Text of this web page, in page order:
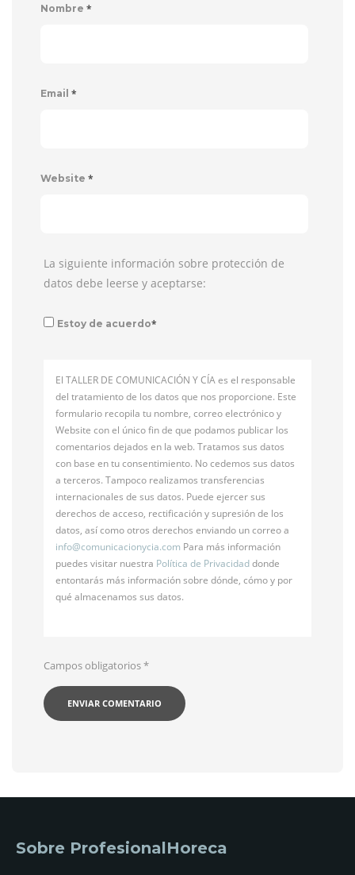
Nombre *
Email *
Website *
La siguiente información sobre protección de
datos debe leerse y aceptarse:
Estoy de acuerdo*
El TALLER DE COMUNICACIÓN Y CÍA es el responsable
del tratamiento de los datos que nos proporcione. Este
formulario recopila tu nombre, correo electrónico y
Website con el único fin de que podamos publicar los
comentarios dejados en la web. Tratamos sus datos
con base en tu consentimiento. No cedemos sus datos
a terceros. Tampoco realizamos transferencias
internacionales de sus datos. Puede ejercer sus
derechos de acceso, rectificación y supresión de los
datos, así como otros derechos enviando un correo a
info@comunicacionycia.com Para más información
puedes visitar nuestra Política de Privacidaddonde
entontarás más información sobre dónde, cómo y por
qué almacenamos sus datos.
Campos obligatorios*
Sobre ProfesionalHoreca